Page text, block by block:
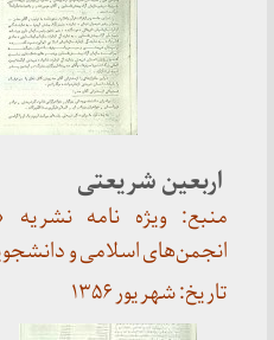
اربعین شریعتی
منبع: ویژه نامه
انجمن‌های اسلامی و
تاریخ: شهریور ۱۳۵۶